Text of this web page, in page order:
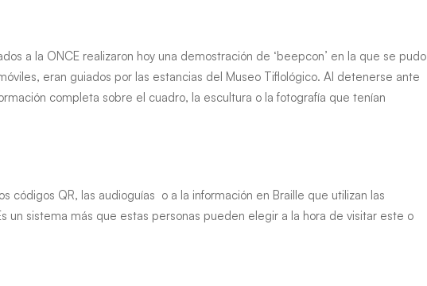
a la ONCE realizaron hoy una demostración de ‘beepcon’ en la que se pudo
eran guiados por las estancias del Museo Tiflológico. Al detenerse ante
completa sobre el cuadro, la escultura o la fotografía que tenían
códigos QR, las audioguías o a la información en Braille que utilizan las
un sistema más que estas personas pueden elegir a la hora de visitar este o